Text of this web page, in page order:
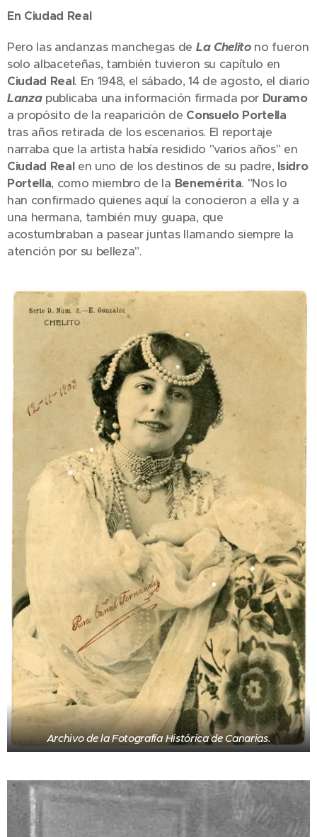
En Ciudad Real
Pero las andanzas manchegas de La Chelito no fueron
solo albaceteñas, también tuvieron su capítulo en
Ciudad Real. En 1948, el sábado, 14 de agosto, el diario
Lanza publicaba una información firmada por Duramo
a propósito de la reaparición de Consuelo Portella
tras años retirada de los escenarios. El reportaje
narraba que la artista había residido "varios años" en
Ciudad Realen uno de los destinos de su padre, Isidro
Portella, como miembro de la Benemérita. "Nos lo
han confirmado quienes aquí la conocieron a ella y a
una hermana, también muy guapa, que
acostumbraban a pasear juntas llamando siempre la
atención por su belleza".
Archivo de la Fotografía Histórica de Canarias.